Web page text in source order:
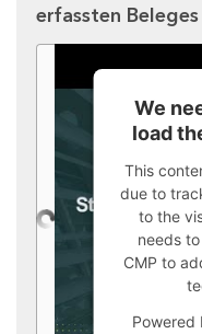
erfassten Beleges
We
load
This
due to
to the
needs
CMP to
Powered